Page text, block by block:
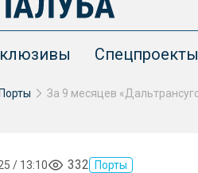
Спецпроекты
Порты
/ 13:10 332 Порты